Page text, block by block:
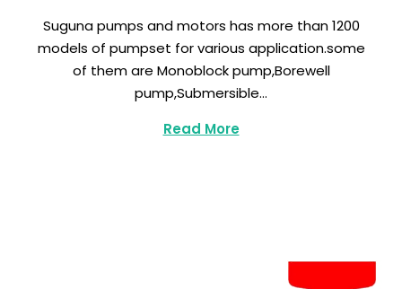
r
c
h
8
,
Suguna pumps and motors has more than 1200
models of pumpset for various application.some
of them are Monoblock pump,Borewell
pump,Submersible…
Read More